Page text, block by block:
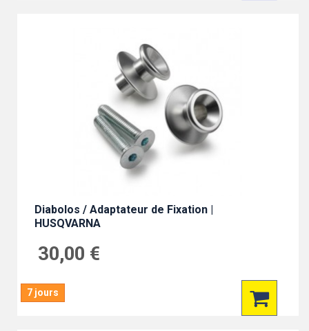
Diabolos / Adaptateur de Fixation |
HUSQVARNA
30,00 €
7 jours